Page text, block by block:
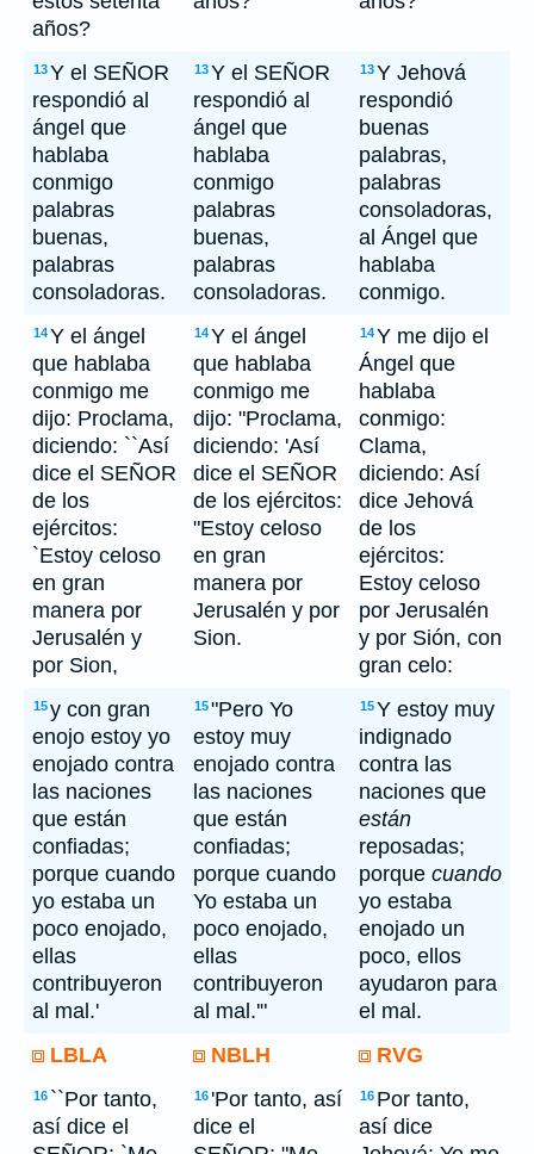
años?
13Y el SEÑOR
respondió al
ángel que
hablaba
conmigo
palabras
buenas,
palabras
consoladoras.
13Y el SEÑOR
respondió al
ángel que
hablaba
conmigo
palabras
buenas,
palabras
consoladoras.
13Y Jehová
respondió
buenas
palabras,
palabras
consoladoras,
al Ángel que
hablaba
conmigo.
14Y el ángel
que hablaba
conmigo me
dijo: Proclama,
diciendo: ``Así
dice el SEÑOR
de los
ejércitos:
`Estoy celoso
en gran
manera por
Jerusalén y
por Sion,
14Y el ángel
que hablaba
conmigo me
dijo: "Proclama,
diciendo: 'Así
dice el SEÑOR
de los ejércitos:
"Estoy celoso
en gran
manera por
Jerusalén y por
Sion.
14Y me dijo el
Ángel que
hablaba
conmigo:
Clama,
diciendo: Así
dice Jehová
de los
ejércitos:
Estoy celoso
por Jerusalén
y por Sión, con
gran celo:
15y con gran
enojo estoy yo
enojado contra
las naciones
que están
confiadas;
porque cuando
yo estaba un
poco enojado,
ellas
contribuyeron
al mal.'
15"Pero Yo
estoy muy
enojado contra
las naciones
que están
confiadas;
porque cuando
Yo estaba un
poco enojado,
ellas
contribuyeron
al mal.'"
15Y estoy muy
indignado
contra las
naciones que
están
reposadas;
porque cuando
yo estaba
enojado un
poco, ellos
ayudaron para
el mal.
LBLA
NBLH RVG
16 ``Por tanto,
así dice el
16 'Por tanto, así
dice el
16 Por tanto,
así dice